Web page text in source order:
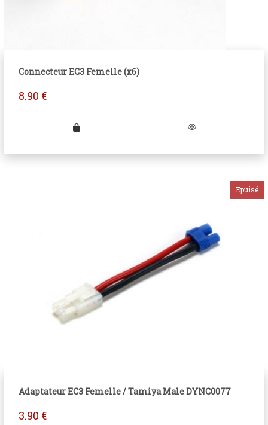
Connecteur EC3 Femelle (x6)
8.90 €
Adaptateur EC3 Femelle / Tamiya Male DYNC0077
3.90 €